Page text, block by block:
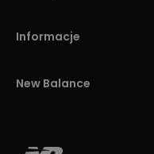
Informacje
New Balance